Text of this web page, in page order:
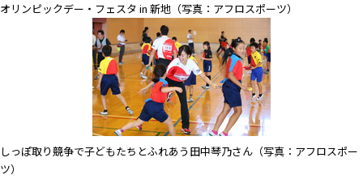
オリンピックデー・フェスタ in 新地（写真：アフロスポーツ）
しっぽ取り競争で子どもたちとふれあう田中琴乃さん（写真：アフロスポー
ツ）